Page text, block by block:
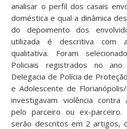
analisar o perfil dos casais
doméstica e qual a dinâmica
do depoimento dos
utilizada é descritiva com
qualitativa. Foram
Policiais registrados no
Delegacia de Polícia de
e Adolescente de
investigavam violência contra
pelo parceiro ou ex-parceiro.
serão descritos em 2 artigos,